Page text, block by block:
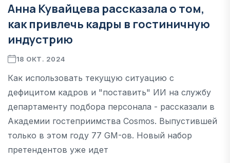
Анна Кувайцева рассказала о том,
как привлечь кадры в гостиничную
индустрию
18 ОКТ. 2024
Как использовать текущую ситуацию с
дефицитом кадров и "поставить" ИИ на службу
департаменту подбора персонала - рассказали в
Академии гостеприимства Cosmos. Выпустившей
только в этом году 77 GM-ов. Новый набор
претендентов уже идет